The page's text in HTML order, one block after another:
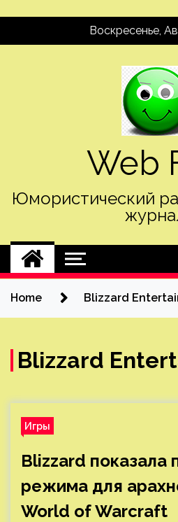
Воскресенье,
Web
Юмористический
Home Blizzard
Blizzard
Игры
Blizzard показала
режима для
World of Warcraft